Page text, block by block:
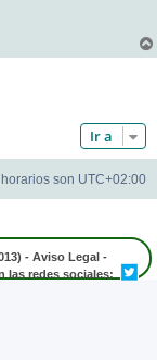
Ir a
son UTC+02:00
- Aviso Legal -
las redes sociales: